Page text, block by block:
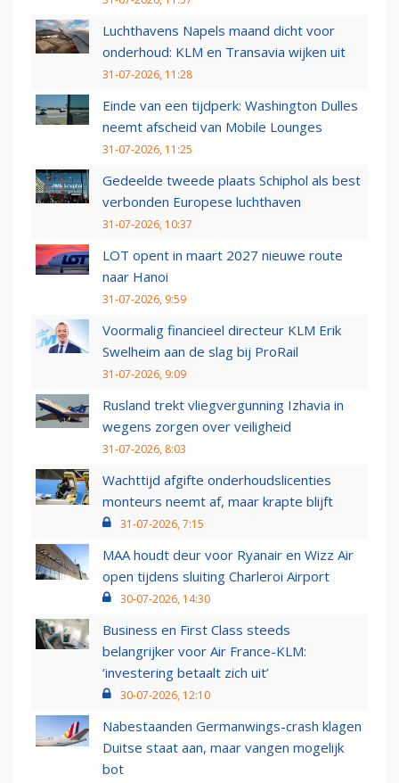
Luchthavens Napels maand dicht voor
onderhoud: KLM en Transavia wijken uit
31-07-2026, 11:28
Einde van een tijdperk: Washington Dulles
neemt afscheid van Mobile Lounges
31-07-2026, 11:25
Gedeelde tweede plaats Schiphol als best
verbonden Europese luchthaven
31-07-2026, 10:37
LOT opent in maart 2027 nieuwe route
naar Hanoi
31-07-2026, 9:59
Voormalig financieel directeur KLM Erik
Swelheim aan de slag bij ProRail
31-07-2026, 9:09
Rusland trekt vliegvergunning Izhavia in
wegens zorgen over veiligheid
31-07-2026, 8:03
Wachttijd afgifte onderhoudslicenties
monteurs neemt af, maar krapte blijft
31-07-2026, 7:15
MAA houdt deur voor Ryanair en Wizz Air
open tijdens sluiting Charleroi Airport
30-07-2026, 14:30
Business en First Class steeds
belangrijker voor Air France-KLM:
‘investering betaalt zich uit’
30-07-2026, 12:10
Nabestaanden Germanwings-crash klagen
Duitse staat aan, maar vangen mogelijk
bot